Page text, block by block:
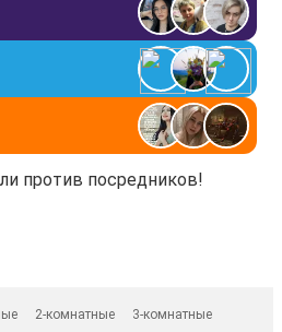
против посредников!
2-комнатные 3-комнатные